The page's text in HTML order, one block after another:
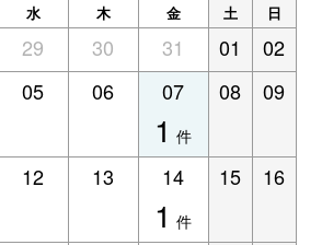
会員登録
水 木 金 土 日
29 30 31 01
02
05 06 07
1件
08 09
12 13 14
1件
15 16